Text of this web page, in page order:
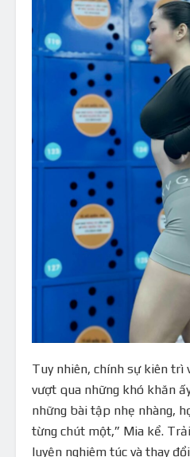
Tuy nhiên, chính sự kiên trì
vượt qua những khó khăn
những bài tập nhẹ nhàng,
từng chút một,” Mia kể.
luyện nghiêm túc và thay